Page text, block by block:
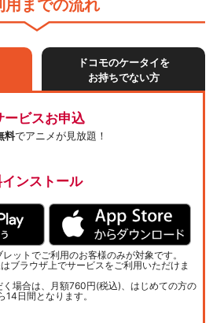
用までの流れ
ドコモのケータイを
お持ちでない方
ビスお申込
料でアニメが見放題！
ンストール
ットでご利用のお客様のみが対象です。
ブラウザ上でサービスをご利用いただけま
く場合は、月額760円(税込)、はじめての方の
日間となります。